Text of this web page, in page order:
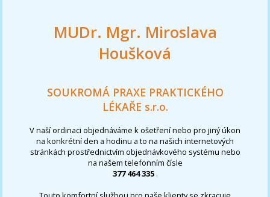
MUDr. Mgr. Miroslava
Houšková
SOUKROMÁ PRAXE PRAKTICKÉHO
LÉKAŘE s.r.o.
V naší ordinaci objednáváme k ošetření nebo pro jiný úkon
na konkrétní den a hodinu a to na našich internetových
stránkách prostřednictvím objednávkového systému nebo
na našem telefonním čísle
377 464 335 .